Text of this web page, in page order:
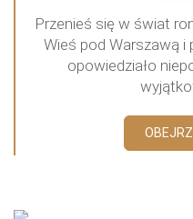
Przenieś się w świat
Wieś pod Warszawą i
opowiedziało